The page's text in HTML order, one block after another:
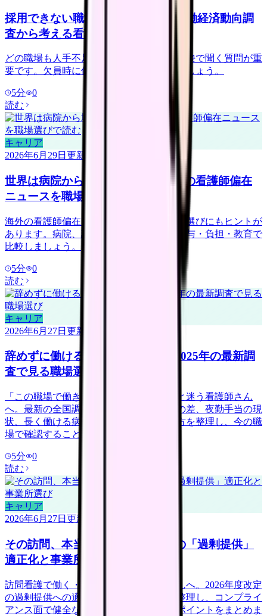
採用できない職場を見抜くには？労働経済動向調
査から考える看護師の面接質問
どの職場も人手不足に見える時代こそ、面接で聞く質問が重
要です。欠員時に何を減らすかを確認しましょう。
5分
0
読む
キャリア
2026年6月29日 更新
世界は病院から地域・在宅へ？ICNの看護師偏在
ニュースを職場選びで読む
海外の看護師偏在ニュースは、日本の職場選びにもヒントが
あります。病院、訪問看護、地域ケアを給与・負担・教育で
比較しましょう。
5分
0
読む
キャリア
2026年6月27日 更新
辞めずに働ける病院は何が違う？2025年の最新調
査で見る職場選び
「この職場で働き続けられるだろうか」と迷う看護師さん
へ。最新の全国調査データから、離職率の差、夜勤手当の現
状、長く働ける病院が導入している働き方を整理し、今の職
場で確認することを具体化します。
5分
0
読む
キャリア
2026年6月27日 更新
その訪問、本当に必要？訪問看護の「過剰提供」
適正化と事業所選び
訪問看護で働く・転職を考える看護師さんへ。2026年度改定
の過剰提供への適正化や不正請求報道を整理し、コンプライ
アンス面で健全な事業所を見極める確認ポイントをまとめま